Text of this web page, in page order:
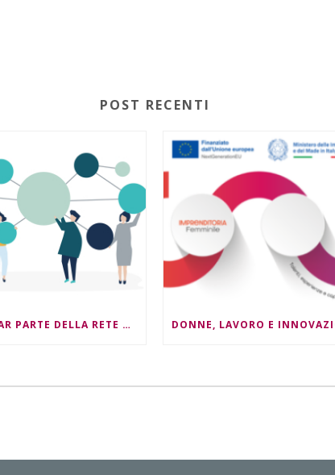
POST RECENTI
ENTRA A FAR PARTE DELLA RETE NEST4ESG !